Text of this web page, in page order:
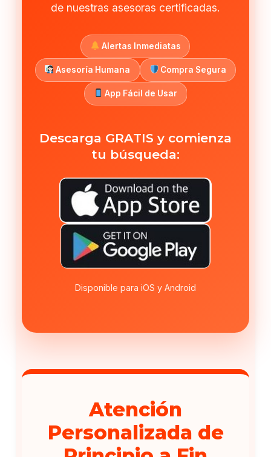
de nuestras asesoras certificadas.
Alertas Inmediatas
Asesoría Humana Compra Segura
App Fácil de Usar
Descarga GRATIS y comienza
tu búsqueda:
Disponible para iOS y Android
Atención
Personalizada de